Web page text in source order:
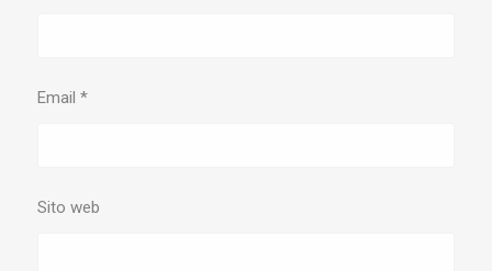
Email*
Sito web